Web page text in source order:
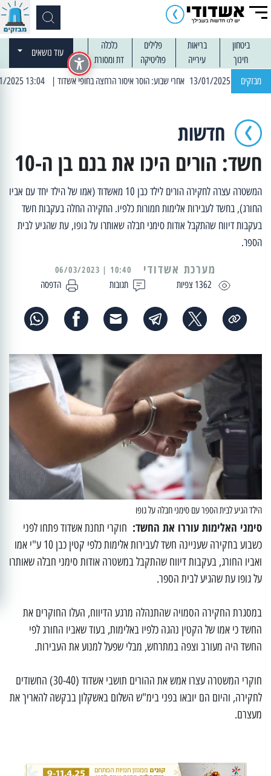
ביטחון בריאות פלילים
כלכלה
חינוך
עירייה פוליטיקה דת ומסורת
עוד נושאים
מבזקים | 13:04 14/01/2025 עובדים בלילות: עבודות קרצוף וריבוד אספלט
חדשות
חשד: הורים היכו את בנם בן ה-10
המשטרה עצרה לחקירה הורים לילד כבן 10 מאשדוד (אמו של הילד יחד עם אביו
החורג), בחשד לעבירות אלימות חמורות כלפיו. החקירה החלה בעקבות חשד
בעקבות דיווח שהתקבל אודות סימני חבלה שאותרו על גופו, עת שהגיע לבית
הספר.
1362 צפיות תגובות הדפסה
מערכת אשדודי 10:40 | 06/03/2023
הילד הגיע לבית הספר עם סימני חבלה על גופו
סימני האלימות עוררו את החשד: חוקרי תחנת אשדוד פתחו לפני
כשבוע בחקירה שעניינה חשד לעבירות אלימות כלפי קטין כבן 10 ע"י אמו
ואביו החורג, בעקבות דיווח שהתקבל במשטרה אודות סימני חבלה שאותרו
על גופו עת שהגיע לבית הספר.
במסגרת החקירה הסמויה שהתנהלה מרגע הדיווח, העלו החוקרים את
החשד כי אמו של הקטין נהגה כלפיו באלימות, בעוד שאביו החורג לפי
החשד היה מעורב וצפה במתרחש, מבלי שפעל למנוע את העבירות.
חוקרי המשטרה עצרו אמש את ההורים תושבי אשדוד (30-40) החשודים
לחקירה, והיום הם יובאו בפני בימ"ש השלום באשקלון בבקשה להאריך את
מעצרם.